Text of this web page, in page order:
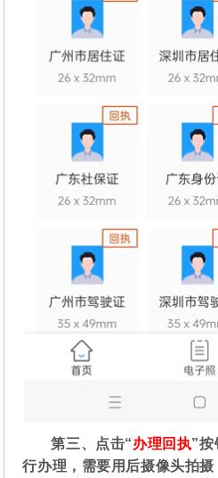
第三、点击“办理回执”按
行办理，需要用后摄像头拍摄